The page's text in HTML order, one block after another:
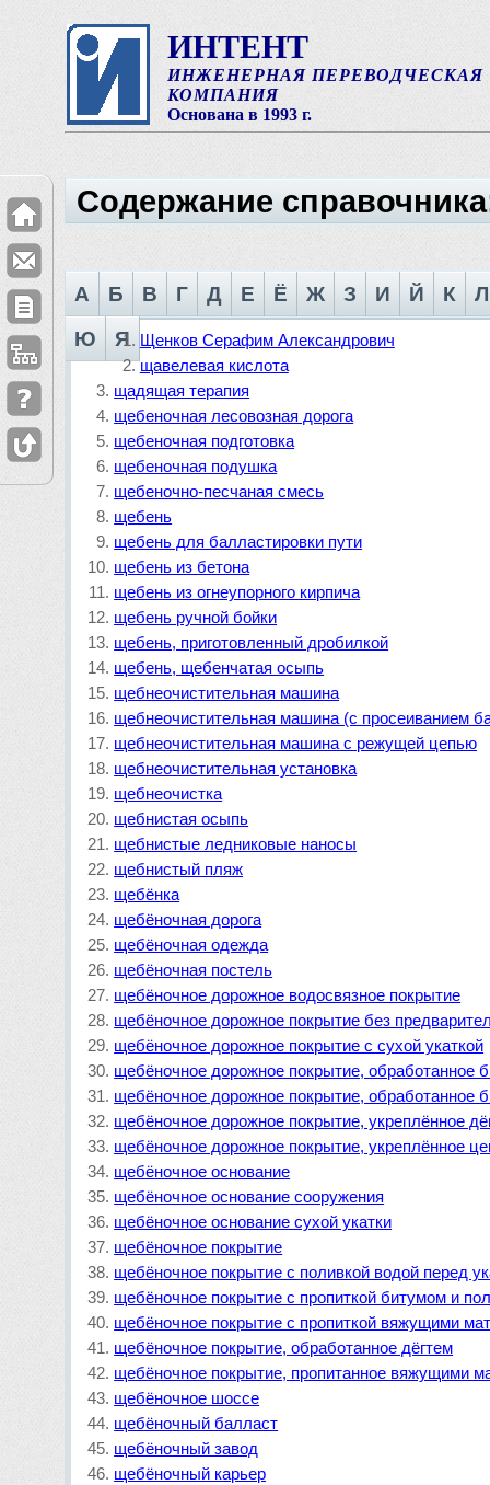
ИНТЕНТ
ИНЖЕНЕРНАЯ ПЕРЕВОДЧЕСКАЯ
КОМПАНИЯ
Основана в 1993 г.
Содержание
А Б В Г Д Е Ё Ж З И Й К
Л
Ю
Я
Щенков Серафим Александрович
щавелевая кислота
щадящая терапия
щебеночная лесовозная дорога
щебеночная подготовка
щебеночная подушка
щебеночно-песчаная смесь
щебень
щебень для балластировки пути
щебень из бетона
щебень из огнеупорного кирпича
щебень ручной бойки
щебень, приготовленный дробилкой
щебень, щебенчатая осыпь
щебнеочистительная машина
щебнеочистительная машина (с просеиванием
щебнеочистительная машина с режущей цепью
щебнеочистительная установка
щебнеочистка
щебнистая осыпь
щебнистые ледниковые наносы
щебнистый пляж
щебёнка
щебёночная дорога
щебёночная одежда
щебёночная постель
щебёночное дорожное водосвязное покрытие
щебёночное дорожное покрытие без
щебёночное дорожное покрытие с сухой укаткой
щебёночное дорожное покрытие, обработанное
щебёночное дорожное покрытие, обработанное
щебёночное дорожное покрытие, укреплённое
щебёночное дорожное покрытие, укреплённое
щебёночное основание
щебёночное основание сооружения
щебёночное основание сухой укатки
щебёночное покрытие
щебёночное покрытие c поливкой водой перед
щебёночное покрытие с пропиткой битумом и
щебёночное покрытие с пропиткой вяжущими
щебёночное покрытие, обработанное дёгтем
щебёночное покрытие, пропитанное вяжущими
щебёночное шоссе
щебёночный балласт
щебёночный завод
щебёночный карьер